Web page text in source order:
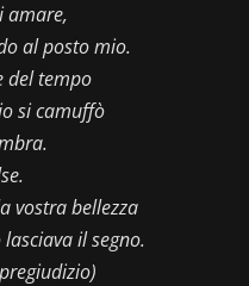
amare,
al posto mio.
del tempo
si camuffò
vostra bellezza
il segno.